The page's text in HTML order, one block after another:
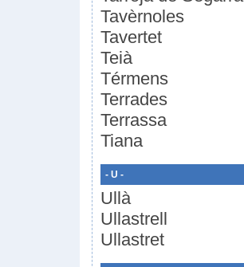
Tavèrnoles
Tavertet
Teià
Térmens
Terrades
Terrassa
Tiana
- U -
Ullà
Ullastrell
Ullastret